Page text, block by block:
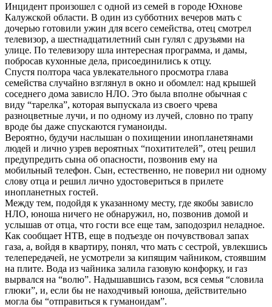
Инцидент произошел с одной из семей в городе Юхнове
Калужской области. В один из субботних вечеров мать с
дочерью готовили ужин для всего семейства, отец смотрел
телевизор, а шестнадцатилетний сын гулял с друзьями на
улице. По телевизору шла интересная программа, и дамы,
побросав кухонные дела, присоединились к отцу.
Спустя полтора часа увлекательного просмотра глава
семейства случайно взглянул в окно и обомлел: над крышей
соседнего дома зависло НЛО. Это была вполне обычная с
виду “тарелка”, которая выпускала из своего чрева
разноцветные лучи, и по одному из лучей, словно по трапу
вроде бы даже спускаются гуманоиды.
Вероятно, будучи наслышан о похищении инопланетянами
людей и лично узрев вероятных “похитителей”, отец решил
предупредить сына об опасности, позвонив ему на
мобильный телефон. Сын, естественно, не поверил ни одному
слову отца и решил лично удостовериться в прилете
инопланетных гостей.
Между тем, подойдя к указанному месту, где якобы зависло
НЛО, юноша ничего не обнаружил, но, позвонив домой и
услышав от отца, что гости все еще там, заподозрил неладное.
Как сообщает НТВ, еще в подъезде он почувствовал запах
газа, а, войдя в квартиру, понял, что мать с сестрой, увлекшись
телепередачей, не усмотрели за кипящим чайником, стоявшим
на плите. Вода из чайника залила газовую конфорку, и газ
вырвался на “волю”. Надышавшись газом, вся семья “словила
глюки”, и, если бы не находчивый юноша, действительно
могла бы “отправиться к гуманоидам”.